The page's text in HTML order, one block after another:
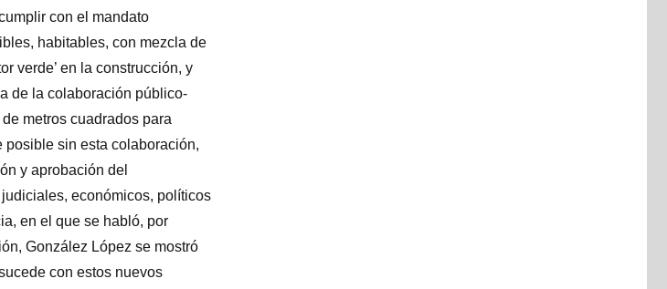
con el mandato
habitables, con mezcla de
verde’ en la construcción, y
de la colaboración público-
metros cuadrados para
posible sin esta colaboración,
y aprobación del
económicos, políticos
en el que se habló, por
González López se mostró
con estos nuevos